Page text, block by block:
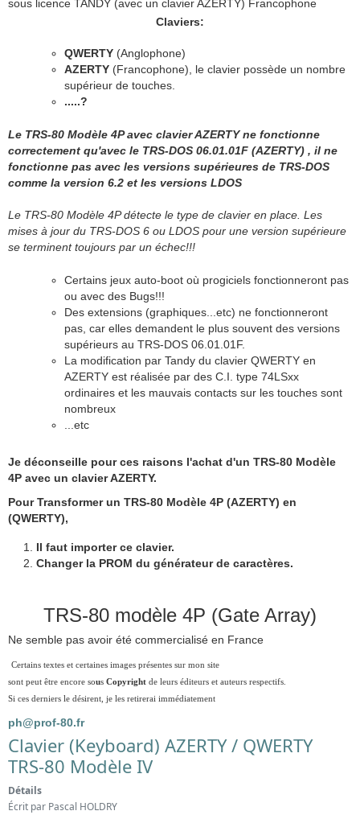
sous licence TANDY (avec un clavier AZERTY) Francophone
Claviers:
QWERTY (Anglophone)
AZERTY (Francophone), le clavier possède un nombre
supérieur de touches.
.....?
Le TRS-80 Modèle 4P avec clavier AZERTY ne fonctionne
correctement qu'avec le TRS-DOS 06.01.01F (AZERTY) , il ne
fonctionne pas avec les versions supérieures de TRS-DOS
comme la version 6.2 et les versions LDOS
Le TRS-80 Modèle 4P détecte le type de clavier en place. Les
mises à jour du TRS-DOS 6 ou LDOS pour une version supérieure
se terminent toujours par un échec!!!
Certains jeux auto-boot où progiciels fonctionneront pas
ou avec des Bugs!!!
Des extensions (graphiques...etc) ne fonctionneront
pas, car elles demandent le plus souvent des versions
supérieurs au TRS-DOS 06.01.01F.
La modification par Tandy du clavier QWERTY en
AZERTY est réalisée par des C.I. type 74LSxx
ordinaires et les mauvais contacts sur les touches sont
nombreux
...etc
Je déconseille pour ces raisons l'achat d'un TRS-80 Modèle
4P avec un clavier AZERTY.
Pour Transformer un TRS-80 Modèle 4P (AZERTY) en
(QWERTY),
Il faut importer ce clavier.
Changer la PROM du générateur de caractères.
TRS-80 modèle 4P (Gate Array)
Ne semble pas avoir été commercialisé en France
Certains textes et certaines images présentes sur mon site
sont peut être encore sous Copyright de leurs éditeurs et auteurs respectifs.
Si ces derniers le désirent, je les retirerai immédiatement
ph@prof-80.fr
Clavier (Keyboard) AZERTY / QWERTY
TRS-80 Modèle IV
Détails
Écrit par Pascal HOLDRY